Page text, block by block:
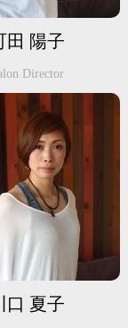
田 陽子
Director
口 夏子